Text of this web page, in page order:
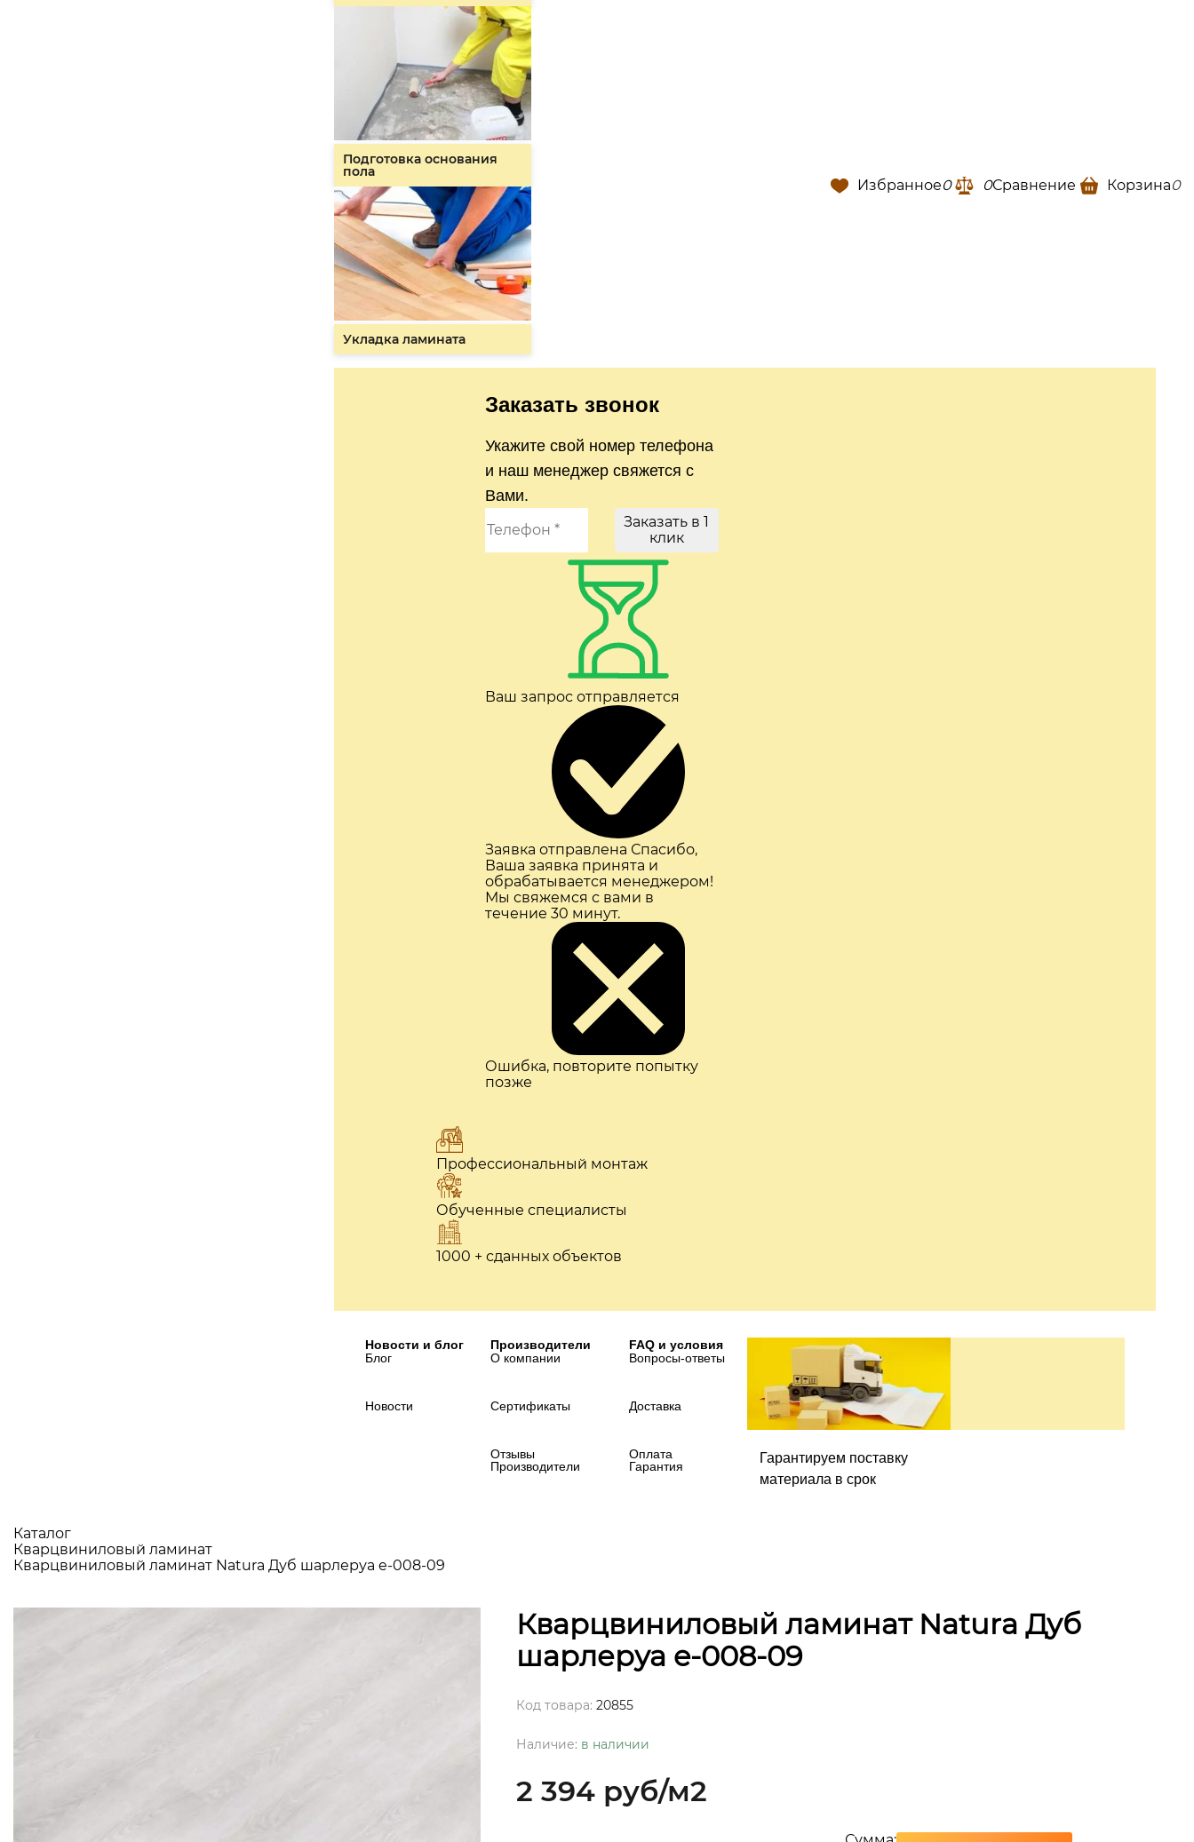
Подготовка основания
пола
Укладка ламината
Заказать звонок
Укажите свой номер телефона
и наш менеджер свяжется с
Вами.
Заказать в 1
клик
Ваш запрос отправляется
Заявка отправлена Спасибо,
Ваша заявка принята и
обрабатывается менеджером!
Мы свяжемся с вами в
течение 30 минут.
Ошибка, повторите попытку
позже
Профессиональный монтаж
Обученные специалисты
1000 + сданных объектов
Новости и блог
Блог
Новости
Производители
О компании
Сертификаты
Отзывы
Производители
FAQ и условия
Вопросы-ответы
Доставка
Оплата
Гарантия
Гарантируем поставку
материала в срок
Избранное0 0Сравнение Корзина0
Каталог
Кварцвиниловый ламинат
Кварцвиниловый ламинат Natura Дуб шарлеруа e-008-09
Кварцвиниловый ламинат Natura Дуб
шарлеруа e-008-09
Код товара: 20855
Наличие: в наличии
2 394 руб/м2